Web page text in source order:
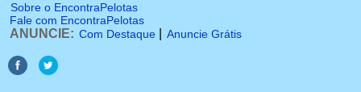
Sobre o EncontraPelotas
Fale com EncontraPelotas
ANUNCIE: Com Destaque Anuncie Grátis